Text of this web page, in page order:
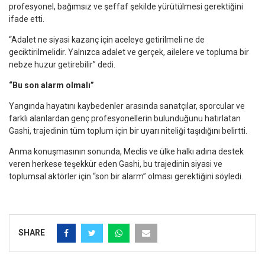
profesyonel, bağımsız ve şeffaf şekilde yürütülmesi gerektiğini
ifade etti.
“Adalet ne siyasi kazanç için aceleye getirilmeli ne de
geciktirilmelidir. Yalnızca adalet ve gerçek, ailelere ve topluma bir
nebze huzur getirebilir” dedi.
“Bu son alarm olmalı”
Yangında hayatını kaybedenler arasında sanatçılar, sporcular ve
farklı alanlardan genç profesyonellerin bulunduğunu hatırlatan
Gashi, trajedinin tüm toplum için bir uyarı niteliği taşıdığını belirtti.
Anma konuşmasının sonunda, Meclis ve ülke halkı adına destek
veren herkese teşekkür eden Gashi, bu trajedinin siyasi ve
toplumsal aktörler için “son bir alarm” olması gerektiğini söyledi.
SHARE